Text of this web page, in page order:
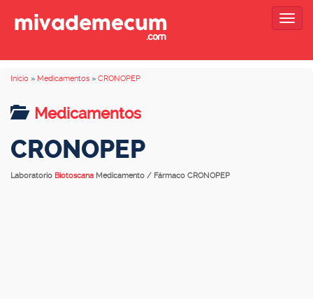
Inicio » Medicamentos » CRONOPEP
Medicamentos
CRONOPEP
Laboratorio Biotoscana Medicamento / Fármaco CRONOPEP